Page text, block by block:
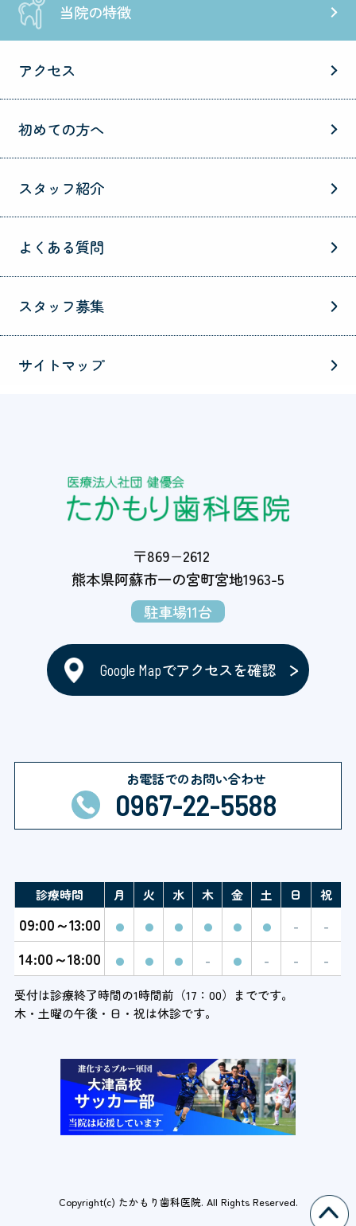
当院の特徴
アクセス
初めての方へ
スタッフ紹介
よくある質問
スタッフ募集
サイトマップ
〒869−2612
熊本県阿蘇市一の宮町宮地1963-5
駐車場11台
Google Mapでアクセスを確認
お電話でのお問い合わせ
0967-22-5588
診療時間 月 火 水 木 金 土 日 祝
09:00～13:00 ● ● ● ● ● ● － －
14:00～18:00 ● ● ● － ● － － －
受付は診療終了時間の1時間前（17：00）までです。
木・土曜の午後・日・祝は休診です。
Copyright(c) たかもり歯科医院. All Rights Reserved.